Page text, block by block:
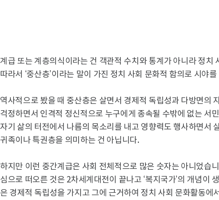
계급 또는 계층의식이라는 건 객관적 수치와 통계가 아니라 정치
따라서 ‘중산층’이라는 말이 가진 정치 사회 문화적 함의로 시야
역사적으로 봤을 때 중산층은 살면서 경제적 독립성과 다방면의
걱정하면서 인격적 정신적으로 누구에게 종속될 수밖에 없는 서
자기 삶의 터전에서 나름의 목소리를 내고 영향력도 행사하면서
귀족이나 특권층을 의미하는 건 아닙니다.
하지만 이런 중간계급은 사회 전체적으로 많은 숫자는 아니었습
심으로 떠오른 것은 2차세계대전이 끝나고 ‘복지국가’의 개념이
은 경제적 독립성을 가지고 그에 근거하여 정치 사회 문화활동에